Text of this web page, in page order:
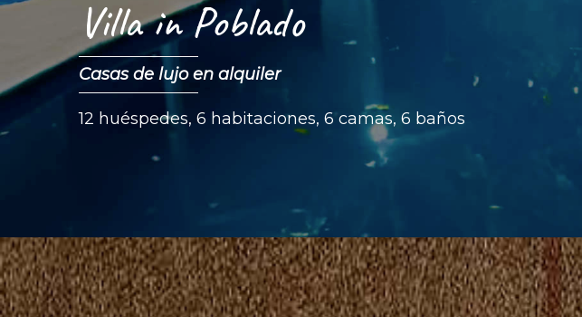
Villa in Poblado
Casas de lujo en alquiler
12 huéspedes, 6 habitaciones, 6 camas, 6 baños